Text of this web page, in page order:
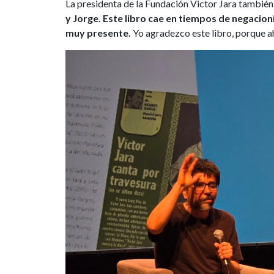
La presidenta de la Fundación Victor Jara
y Jorge. Este libro cae en tiempos de
muy presente. Yo agradezco este libro, porque